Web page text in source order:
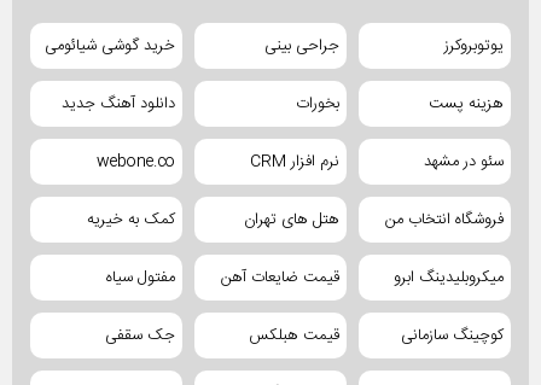
یوتوبروکرز جراحی بینی خرید گوشی شیائومی
هزینه پست بخورات دانلود آهنگ جدید
سئو در مشهد نرم افزار CRM webone.co
فروشگاه انتخاب من هتل های تهران کمک به خیریه
میکروبلیدینگ ابرو قیمت ضایعات آهن مفتول سیاه
کوچینگ سازمانی قیمت هبلکس جک سقفی